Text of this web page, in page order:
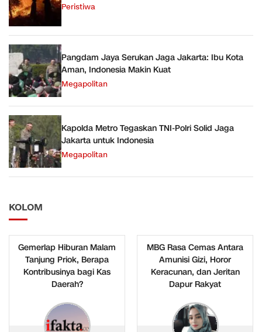
Peristiwa
Pangdam Jaya Serukan Jaga Jakarta: Ibu Kota
Aman, Indonesia Makin Kuat
Megapolitan
Kapolda Metro Tegaskan TNI-Polri Solid Jaga
Jakarta untuk Indonesia
Megapolitan
KOLOM
Gemerlap Hiburan Malam
Tanjung Priok, Berapa
Kontribusinya bagi Kas
Daerah?
MBG Rasa Cemas Antara
Amunisi Gizi, Horor
Keracunan, dan Jeritan
Dapur Rakyat